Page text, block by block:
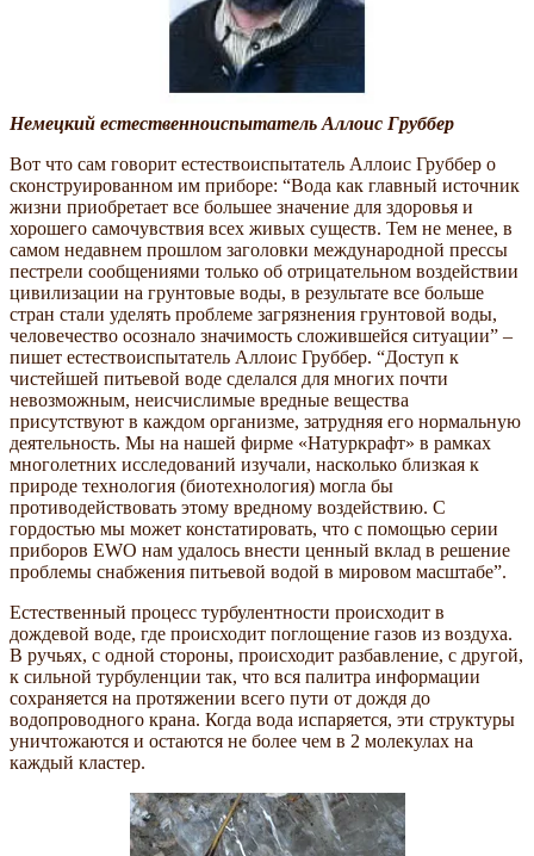
Немецкий естественноиспытатель Аллоис Груббер
Вот что сам говорит естествоиспытатель Аллоис Груббер о
cконструированном им приборе: “Вода как главный источник
жизни приобретает все большее значение для здоровья и
хорошего самочувствия всех живых существ. Тем не менее, в
самом недавнем прошлом заголовки международной прессы
пестрели сообщениями только об отрицательном воздействии
цивилизации на грунтовые воды, в результате все больше
стран стали уделять проблеме загрязнения грунтовой воды,
человечество осознало значимость сложившейся ситуации” –
пишет естествоиспытатель Аллоис Груббер. “Доступ к
чистейшей питьевой воде сделался для многих почти
невозможным, неисчислимые вредные вещества
присутствуют в каждом организме, затрудняя его нормальную
деятельность. Мы на нашей фирме «Натуркрафт» в рамках
многолетних исследований изучали, насколько близкая к
природе технология (биотехнология) могла бы
противодействовать этому вредному воздействию. С
гордостью мы может констатировать, что с помощью серии
приборов EWO нам удалось внести ценный вклад в решение
проблемы снабжения питьевой водой в мировом масштабе”.
Естественный процесс турбулентности происходит в
дождевой воде, где происходит поглощение газов из воздуха.
В ручьях, с одной стороны, происходит разбавление, с другой,
к сильной турбуленции так, что вся палитра информации
сохраняется на протяжении всего пути от дождя до
водопроводного крана. Когда вода испаряется, эти структуры
уничтожаются и остаются не более чем в 2 молекулах на
каждый кластер.